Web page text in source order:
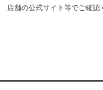
店舗の公式サイト等でご確認